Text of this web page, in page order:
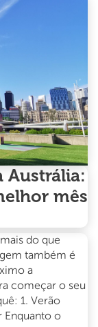
Austrália:
mês
do que
também é
a
começar o seu
1. Verão
Enquanto o